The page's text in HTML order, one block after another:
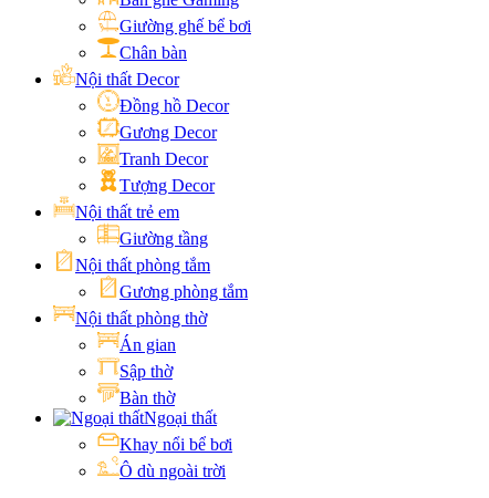
Giường ghế bể bơi
Chân bàn
Nội thất Decor
Đồng hồ Decor
Gương Decor
Tranh Decor
Tượng Decor
Nội thất trẻ em
Giường tầng
Nội thất phòng tắm
Gương phòng tắm
Nội thất phòng thờ
Án gian
Sập thờ
Bàn thờ
Ngoại thất
Khay nổi bể bơi
Ô dù ngoài trời